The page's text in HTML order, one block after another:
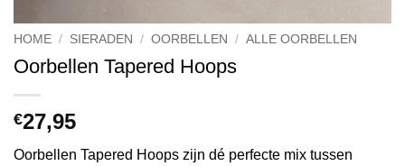
HOME / SIERADEN / OORBELLEN / ALLE OORBELLEN
Oorbellen Tapered Hoops
€27,95
Oorbellen Tapered Hoops zijn dé perfecte mix tussen